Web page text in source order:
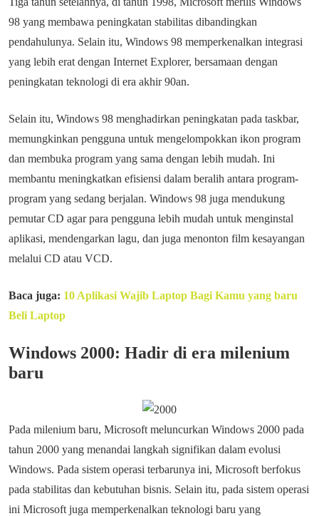
98 yang membawa peningkatan stabilitas dibandingkan
pendahulunya. Selain itu, Windows 98 memperkenalkan integrasi
yang lebih erat dengan Internet Explorer, bersamaan dengan
peningkatan teknologi di era akhir 90an.
Selain itu, Windows 98 menghadirkan peningkatan pada taskbar,
memungkinkan pengguna untuk mengelompokkan ikon program
dan membuka program yang sama dengan lebih mudah. Ini
membantu meningkatkan efisiensi dalam beralih antara program-
program yang sedang berjalan. Windows 98 juga mendukung
pemutar CD agar para pengguna lebih mudah untuk menginstal
aplikasi, mendengarkan lagu, dan juga menonton film kesayangan
melalui CD atau VCD.
Baca juga: 10 Aplikasi Wajib Laptop Bagi Kamu yang baru
Beli Laptop
Windows 2000: Hadir di era milenium
baru
Pada milenium baru, Microsoft meluncurkan Windows 2000 pada
tahun 2000 yang menandai langkah signifikan dalam evolusi
Windows. Pada sistem operasi terbarunya ini, Microsoft berfokus
pada stabilitas dan kebutuhan bisnis. Selain itu, pada sistem operasi
ini Microsoft juga memperkenalkan teknologi baru yang